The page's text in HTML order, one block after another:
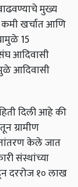
मुख्य
कमी खर्चात आणि
15
आदिवासी
आदिवासी
दिली आहे की
ग्रामीण
केले जात
संस्थांच्या
दररोज १० लाख